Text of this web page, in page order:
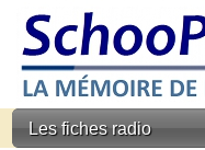
Les fiches radio